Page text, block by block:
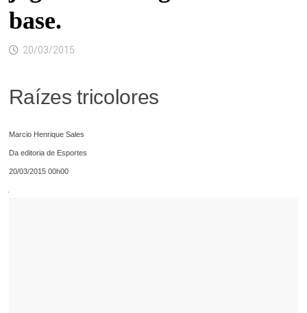
base.
20/03/2015
Raízes tricolores
Marcio Henrique Sales
Da editoria de Esportes
20/03/2015 00h00